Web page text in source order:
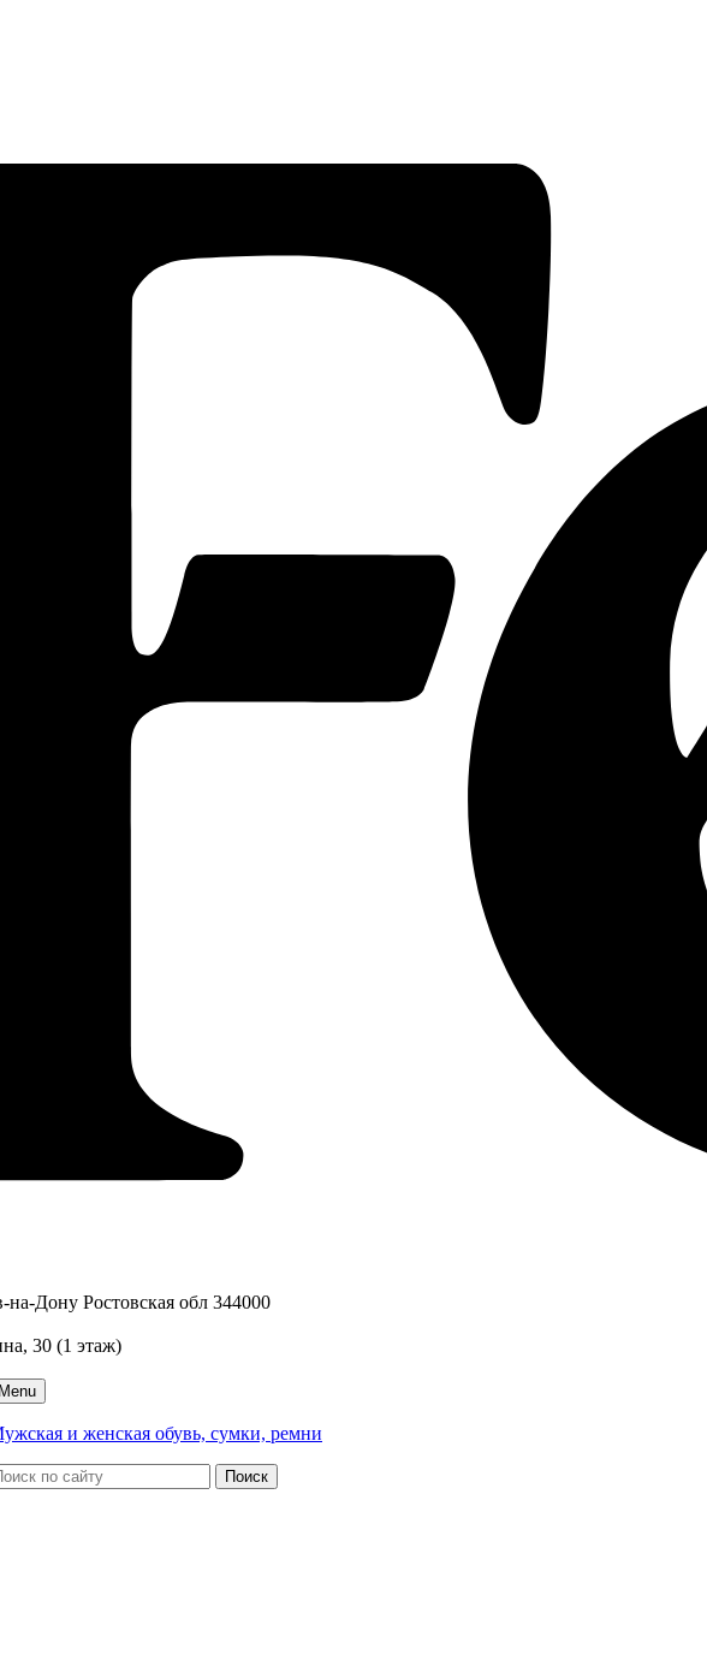
на-Дону Ростовская обл 344000
30 (1 этаж)
Menu
и женская обувь, сумки, ремни